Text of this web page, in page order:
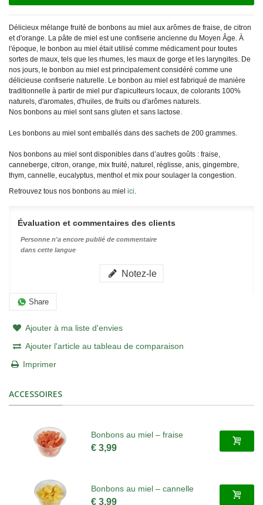
Délicieux mélange fruité de bonbons au miel aux arômes de fraise, de citron
et d'orange. La pâte de miel est une confiserie ancienne du Moyen Âge. À
l'époque, le bonbon au miel était utilisé comme médicament pour toutes
sortes de maux, tels que les rhumes, les maux de gorge et les laryngites. De
nos jours, le bonbon au miel est principalement considéré comme une
délicieuse confiserie naturelle. Le bonbon au miel est fabriqué de manière
traditionnelle à partir de miel pur d'apiculteurs locaux, de colorants 100%
naturels, d'aromates, d'huiles, de fruits ou d'arômes naturels.
Nos bonbons au miel sont sans gluten et sans lactose.
Les bonbons au miel sont emballés dans des sachets de 200 grammes.
Nos bonbons au miel sont disponibles dans d’autres goûts : fraise,
canneberge, citron, orange, mix fruité, naturel, réglisse, anis, gingembre,
thym, cannelle, eucalyptus, menthol et mix pour soulager la congestion.
Retrouvez tous nos bonbons au miel ici.
Évaluation et commentaires des clients
Personne n'a encore publié de commentaire
dans cette langue
Notez-le
Share
Ajouter à ma liste d'envies
Ajouter l'article au tableau de comparaison
Imprimer
ACCESSOIRES
Bonbons au miel – fraise
€ 3,99
Bonbons au miel – cannelle
€ 3,99